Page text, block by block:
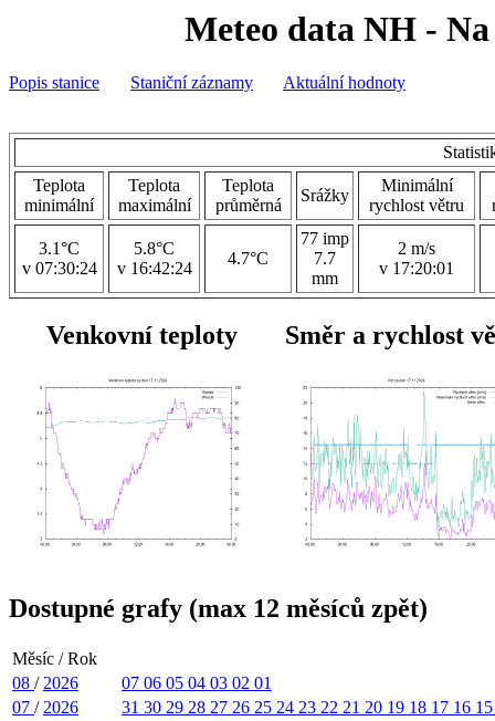
Meteo data NH - Na
Popis stanice Staniční záznamy Aktuální hodnoty
Teplota
minimální
Teplota
maximální
Teplota
průměrná
Srážky
Minimální
rychlost větru
3.1°C
v 07:30:24
5.8°C
v 16:42:24
4.7°C
77 imp
7.7
mm
2 m/s
v 17:20:01
Venkovní teploty Směr a rychlost
Dostupné grafy (max 12 měsíců zpět)
Měsíc / Rok
08 / 2026 07 06 05 04 03 02 01
07 / 2026 31 30 29 28 27 26 25 24 23 22 21 20 19 18 17 16